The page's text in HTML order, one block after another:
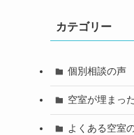
カテゴリー
個別相談の声
空室が埋まっ
よくある空室